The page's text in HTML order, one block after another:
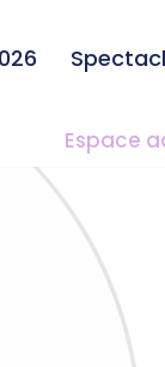
Espace